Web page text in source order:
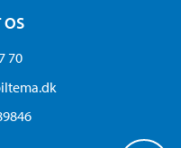
OS
70